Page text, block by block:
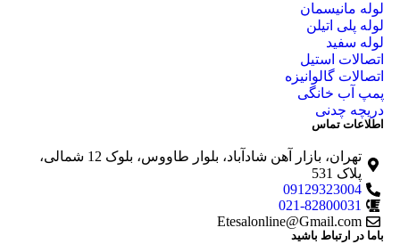
لوله مانیسمان
لوله پلی اتیلن
لوله سفید
اتصالات استیل
اتصالات گالوانیزه
پمپ آب خانگی
دریچه چدنی
اطلاعات تماس
تهران، بازار آهن شادآباد، بلوار طاووس، بلوک 12 شمالی،
پلاک 531
09129323004
021-82800031
Etesalonline@Gmail.com
باما در ارتباط باشید